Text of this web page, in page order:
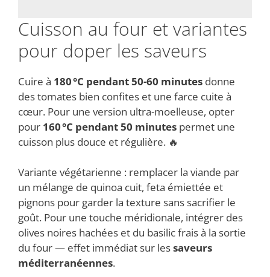
Cuisson au four et variantes
pour doper les saveurs
Cuire à 180 °C pendant 50-60 minutes donne
des tomates bien confites et une farce cuite à
cœur. Pour une version ultra-moelleuse, opter
pour 160 °C pendant 50 minutes permet une
cuisson plus douce et régulière. 🔥
Variante végétarienne : remplacer la viande par
un mélange de quinoa cuit, feta émiettée et
pignons pour garder la texture sans sacrifier le
goût. Pour une touche méridionale, intégrer des
olives noires hachées et du basilic frais à la sortie
du four — effet immédiat sur lessaveurs
méditerranéennes.